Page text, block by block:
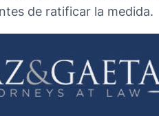
de ratificar la medida.